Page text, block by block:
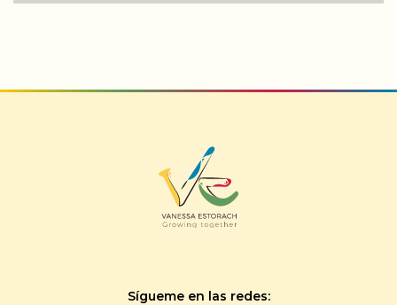
Sígueme en las redes: